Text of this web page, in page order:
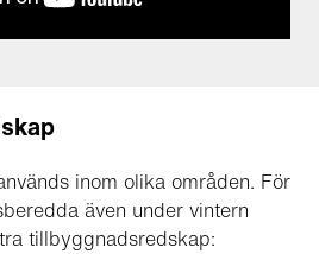
inom olika områden. För
även under vintern
tillbyggnadsredskap: